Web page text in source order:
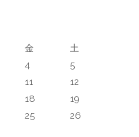
金 土
4
5
11
12
18
19
25
26